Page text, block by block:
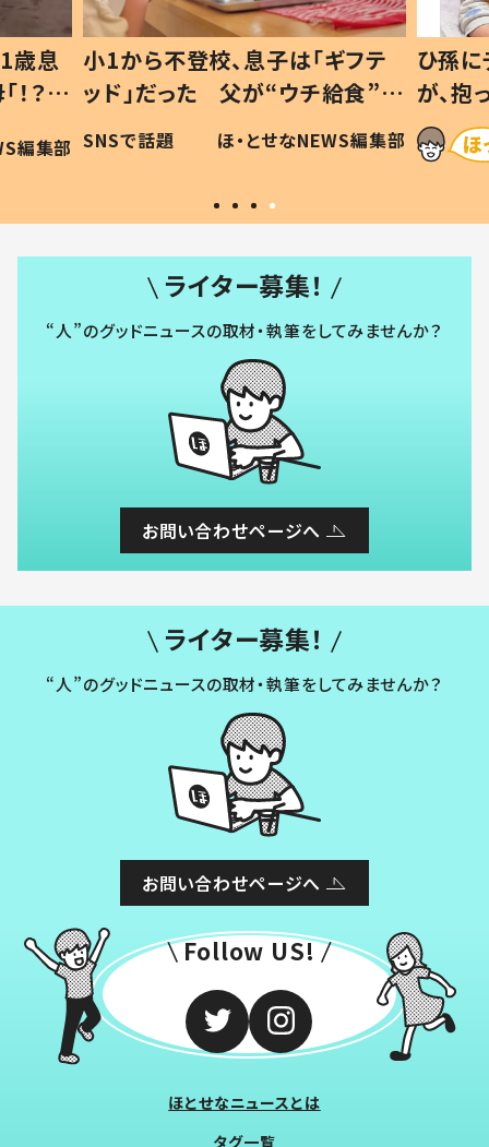
歳息
？」
編集部
小1から不登校、息子は「ギフテ
ッド」だった 父が“ウチ給食”を
作り続ける理由とは #令和の親
#令和の子
SNSで話題 ほ・とせなNEWS編集部
ひ孫
が、
「涙が
い」
ライター募集！
“人”のグッドニュースの取材・執筆をしてみませんか？
お問い合わせページへ
ライター募集！
“人”のグッドニュースの取材・執筆をしてみませんか？
お問い合わせページへ
Follow US!
ほとせなニュースとは
タグ一覧